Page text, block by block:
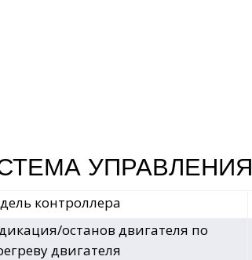
УПРАВЛЕНИЯ
контроллера
останов двигателя по
двигателя